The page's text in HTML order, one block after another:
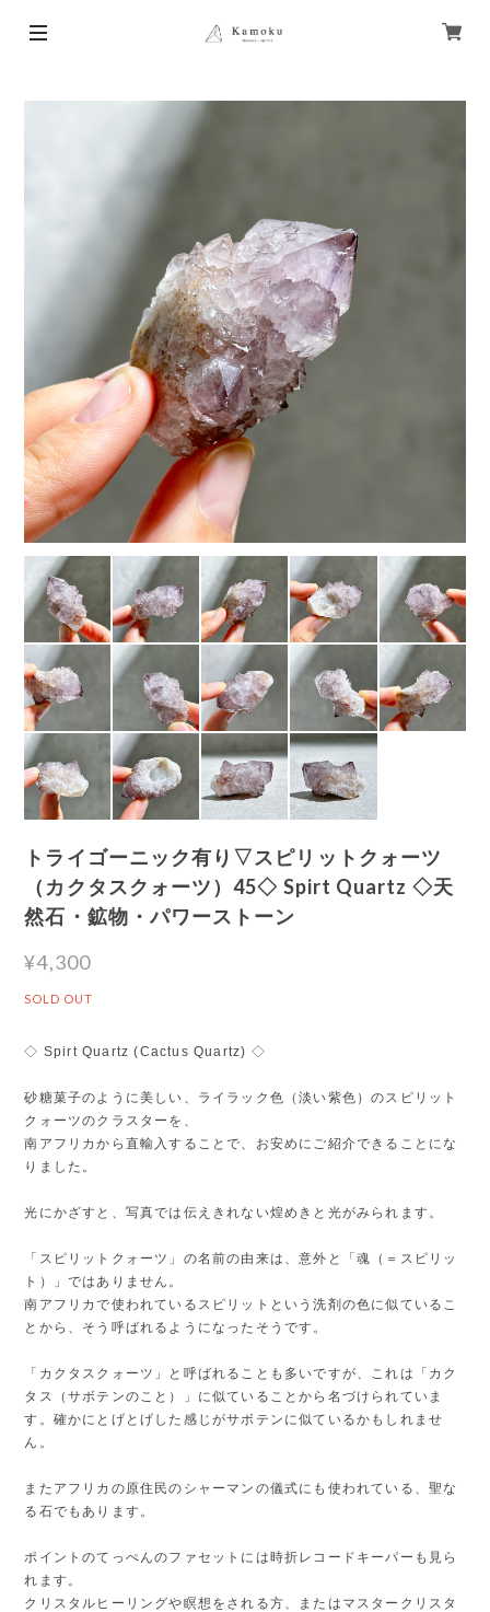
トライゴーニック有り▽スピリットクォーツ
（カクタスクォーツ）45◇ Spirt Quartz ◇天
然石・鉱物・パワーストーン
¥4,300
SOLD OUT
◇ Spirt Quartz (Cactus Quartz) ◇
砂糖菓子のように美しい、ライラック色（淡い紫色）のスピリット
クォーツのクラスターを、
南アフリカから直輸入することで、お安めにご紹介できることにな
りました。
光にかざすと、写真では伝えきれない煌めきと光がみられます。
「スピリットクォーツ」の名前の由来は、意外と「魂（＝スピリッ
ト）」ではありません。
南アフリカで使われているスピリットという洗剤の色に似ているこ
とから、そう呼ばれるようになったそうです。
「カクタスクォーツ」と呼ばれることも多いですが、これは「カク
タス（サボテンのこと）」に似ていることから名づけられていま
す。確かにとげとげした感じがサボテンに似ているかもしれませ
ん。
またアフリカの原住民のシャーマンの儀式にも使われている、聖な
る石でもあります。
ポイントのてっぺんのファセットには時折レコードキーパーも見ら
れます。
クリスタルヒーリングや瞑想をされる方、またはマスタークリスタ